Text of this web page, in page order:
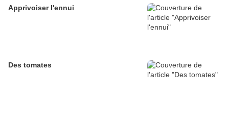
Apprivoiser l'ennui
Des tomates